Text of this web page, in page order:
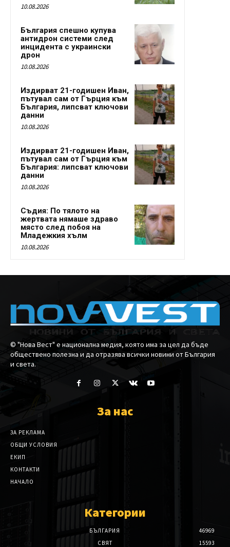
10.08.2026
България спешно купува
антидрон системи след
инцидента с украински
дрон
10.08.2026
Издирват 21-годишен Иван,
пътувал сам от Гърция към
България, липсват ключови
данни
10.08.2026
Издирват 21-годишен Иван,
пътувал сам от Гърция към
България: липсват ключови
данни
10.08.2026
Съдия: По тялото на
жертвата нямаше здраво
място след побоя на
Младежкия хълм
10.08.2026
© "Нова Вест" е национална медия, която има за цел да бъде
обществено полезна и да отразява всички новини от България
и света.
За нас
ЗА РЕКЛАМА
ОБЩИ УСЛОВИЯ
ЕКИП
КОНТАКТИ
НАЧАЛО
Категории
БЪЛГАРИЯ
46969
СВЯТ
15593